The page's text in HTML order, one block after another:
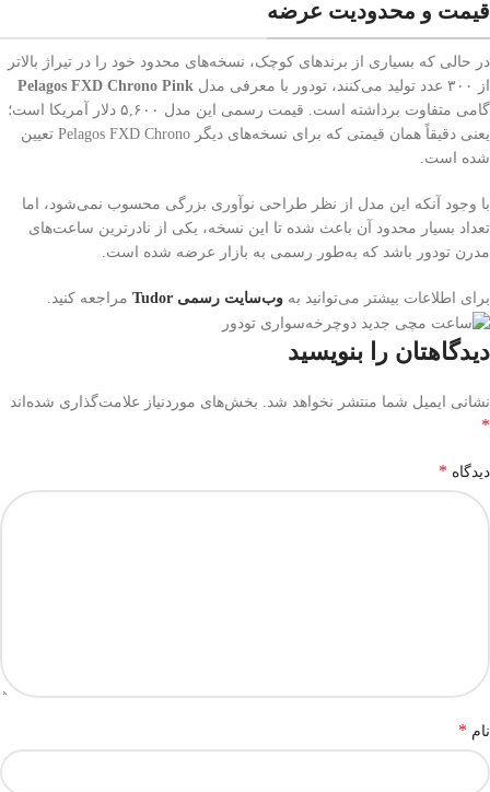
قیمت و محدودیت عرضه
در حالی که بسیاری از برندهای کوچک، نسخه‌های محدود خود را در تیراژ بالاتر
از ۳۰۰ عدد تولید می‌کنند، تودور با معرفی مدل
Pelagos FXD Chrono Pink
گامی متفاوت برداشته است. قیمت رسمی این مدل ۵,۶۰۰ دلار آمریکا است؛
یعنی دقیقاً همان قیمتی که برای نسخه‌های دیگر Pelagos FXD Chrono تعیین
شده است.
با وجود آنکه این مدل از نظر طراحی نوآوری بزرگی محسوب نمی‌شود، اما
تعداد بسیار محدود آن باعث شده تا این نسخه، یکی از نادرترین ساعت‌های
مدرن تودور باشد که به‌طور رسمی به بازار عرضه شده است.
برای اطلاعات بیشتر می‌توانید به وب‌سایت رسمی Tudor مراجعه کنید.
دیدگاهتان را بنویسید
نشانی ایمیل شما منتشر نخواهد شد. بخش‌های موردنیاز علامت‌گذاری شده‌اند
*
دیدگاه *
نام *